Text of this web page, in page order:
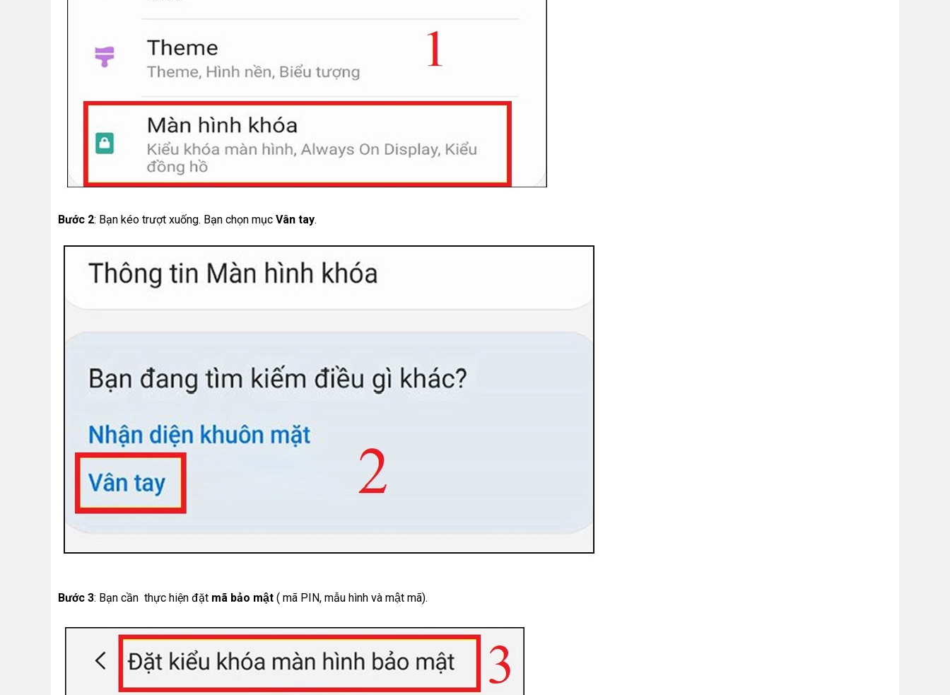
Bước 2: Bạn kéo trượt xuống. Bạn chọn mục Vân tay.
Bước 3: Bạn cần thực hiện đặt mã bảo mật ( mã PIN, mẫu hình và mật mã).